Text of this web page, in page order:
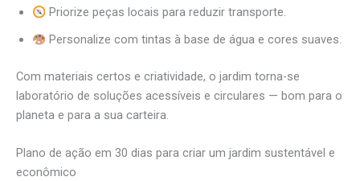
Priorize peças locais para reduzir transporte.
Personalize com tintas à base de água e cores suaves.
Com materiais certos e criatividade, o jardim torna-se
laboratório de soluções acessíveis e circulares — bom para o
planeta e para a sua carteira.
Plano de ação em 30 dias para criar um jardim sustentável e
econômico